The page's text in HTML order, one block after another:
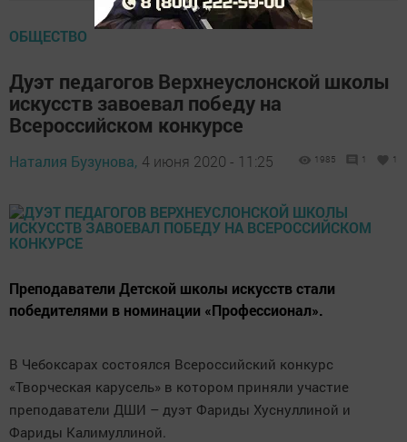
ОБЩЕСТВО
Дуэт педагогов Верхнеуслонской школы
искусств завоевал победу на
Всероссийском конкурсе
Наталия Бузунова, 4 июня 2020 - 11:25 1985 1 1
Преподаватели Детской школы искусств стали
победителями в номинации «Профессионал».
В Чебоксарах состоялся Всероссийский конкурс
«Творческая карусель» в котором приняли участие
преподаватели ДШИ – дуэт Фариды Хуснуллиной и
Фариды Калимуллиной.